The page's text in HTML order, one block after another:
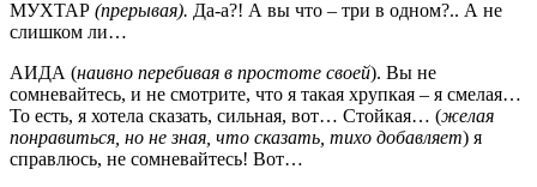
МУХТАР (прерывая). Да-а?! А вы что – три в одном?.. А не
слишком ли…
АИДА (наивно перебивая в простоте своей). Вы не
сомневайтесь, и не смотрите, что я такая хрупкая – я смелая…
То есть, я хотела сказать, сильная, вот… Стойкая… (желая
понравиться, но не зная, что сказать, тихо добавляет) я
справлюсь, не сомневайтесь! Вот…